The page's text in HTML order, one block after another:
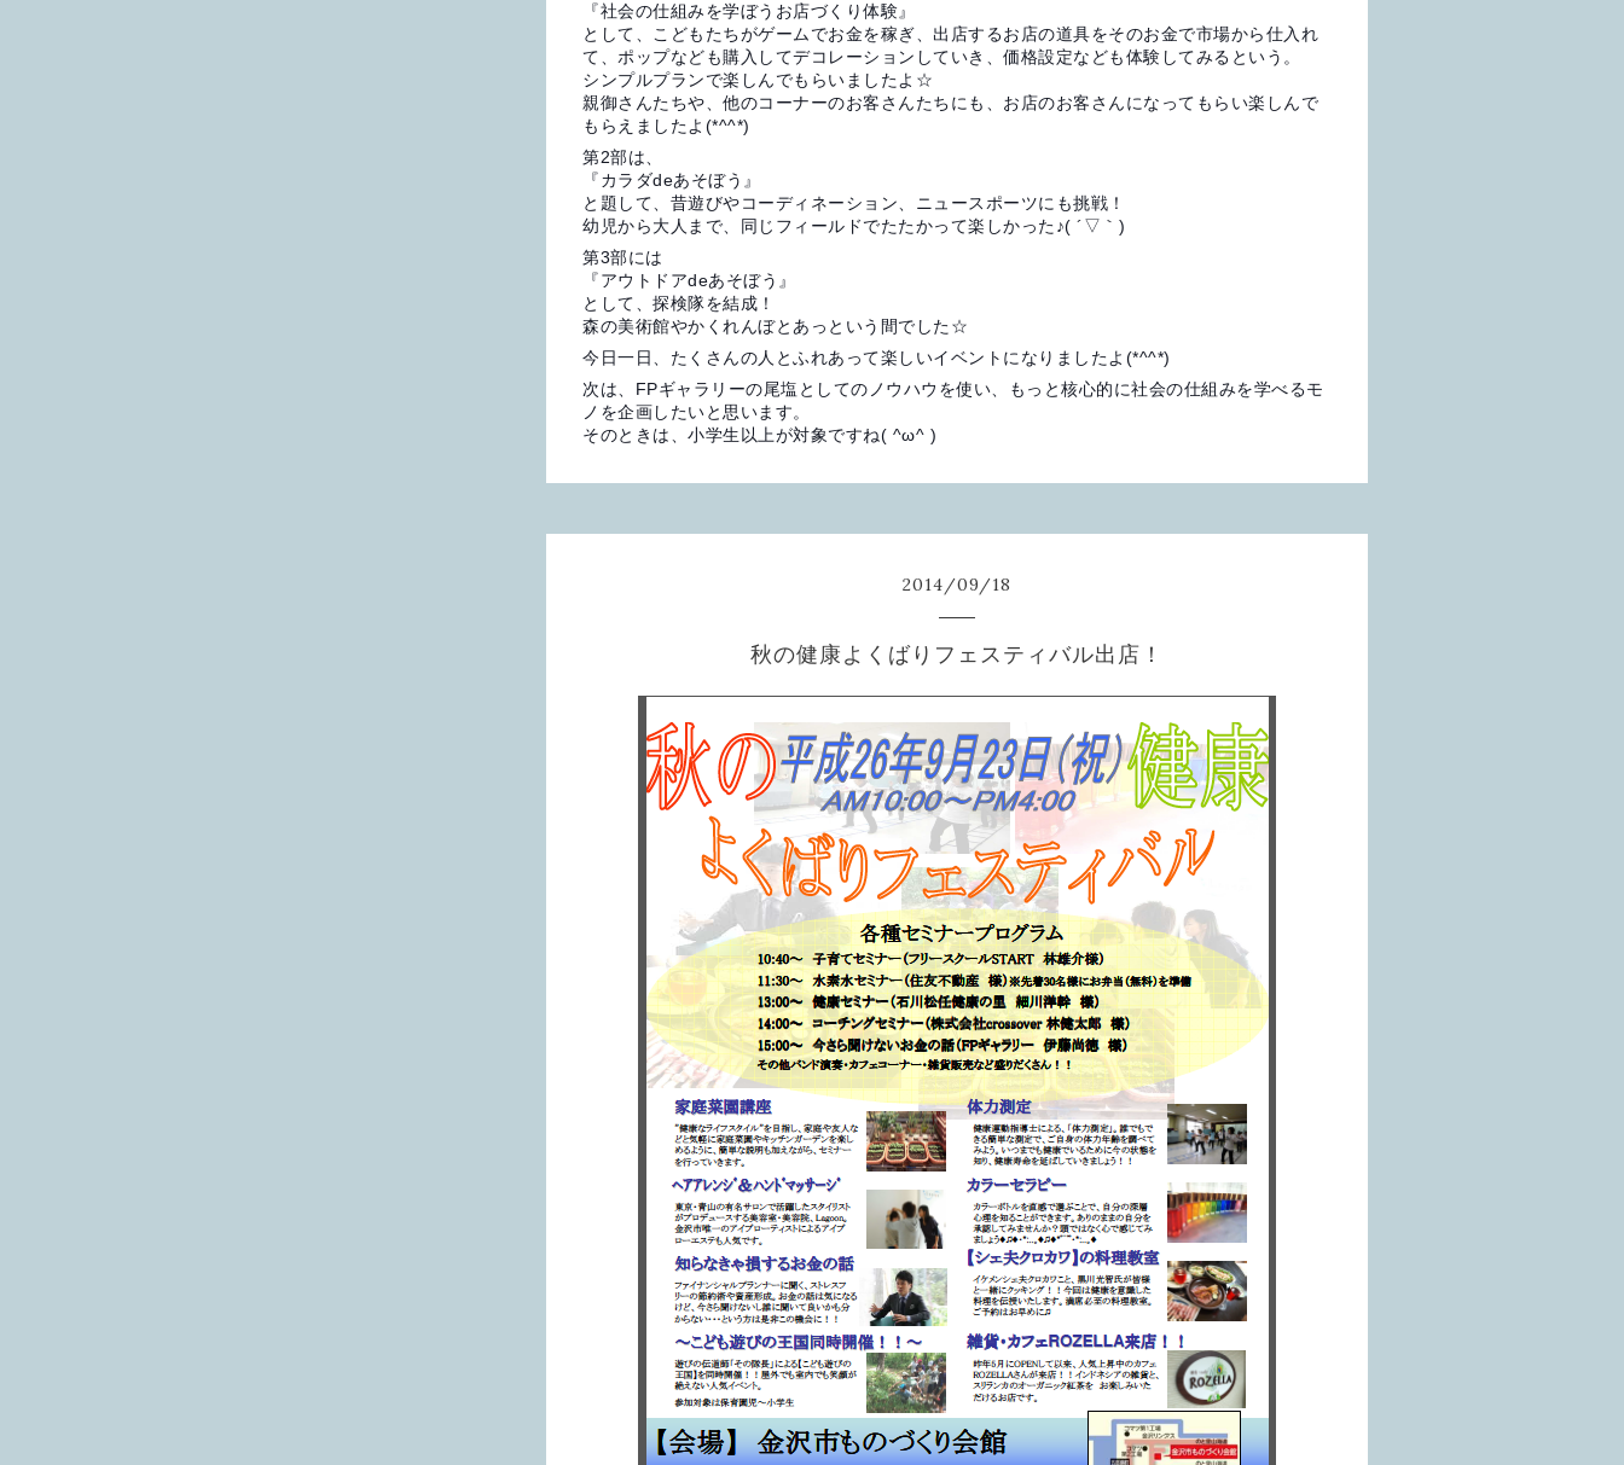
『社会の仕組みを学ぼうお店づくり体験』
として、こどもたちがゲームでお金を稼ぎ、出店するお店の道具をそのお金で市場から仕入れ
て、ポップなども購入してデコレーションしていき、価格設定なども体験してみるという。
シンプルプランで楽しんでもらいましたよ☆
親御さんたちや、他のコーナーのお客さんたちにも、お店のお客さんになってもらい楽しんで
もらえましたよ(*^^*)
第2部は、
『カラダdeあそぼう』
と題して、昔遊びやコーディネーション、ニュースポーツにも挑戦！
幼児から大人まで、同じフィールドでたたかって楽しかった♪( ´▽｀)
第3部には
『アウトドアdeあそぼう』
として、探検隊を結成！
森の美術館やかくれんぼとあっという間でした☆
今日一日、たくさんの人とふれあって楽しいイベントになりましたよ(*^^*)
次は、FPギャラリーの尾塩としてのノウハウを使い、もっと核心的に社会の仕組みを学べるモ
ノを企画したいと思います。
そのときは、小学生以上が対象ですね( ^ω^ )
2014/09/18
秋の健康よくばりフェスティバル出店！